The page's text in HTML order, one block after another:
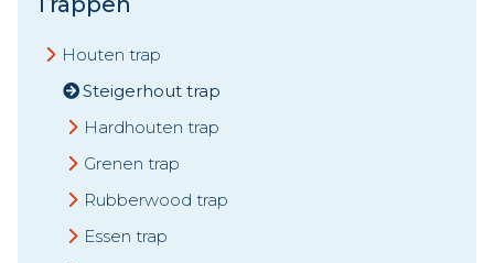
Houten trap
Steigerhout trap
Hardhouten trap
Grenen trap
Rubberwood trap
Essen trap